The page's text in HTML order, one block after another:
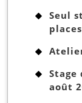
Seul
Stage
août